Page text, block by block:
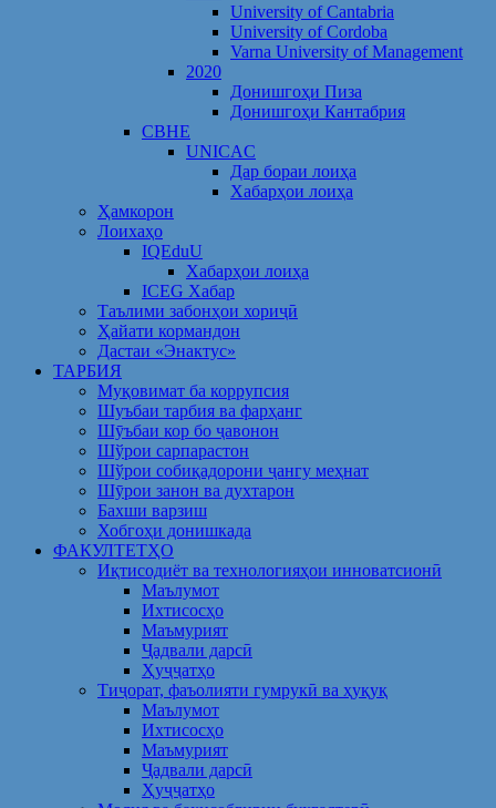
University of Cantabria
University of Cordoba
Varna University of Management
2020
Донишгоҳи Пиза
Донишгоҳи Кантабрия
CBHE
UNICAC
Дар бораи лоиҳа
Хабарҳои лоиҳа
Ҳамкорон
Лоихаҳо
IQEduU
Хабарҳои лоиҳа
ICEG Хабар
Таълими забонҳои хориҷӣ
Ҳайати кормандон
Дастаи «Энактус»
ТАРБИЯ
Муқовимат ба коррупсия
Шуъбаи тарбия ва фарҳанг
Шӯъбаи кор бо ҷавонон
Шўрои сарпарастон
Шўрои собиқадорони ҷангу меҳнат
Шӯрои занон ва духтарон
Бахши варзиш
Хобгоҳи донишкада
ФАКУЛТЕТҲО
Иқтисодиёт ва технологияҳои инноватсионӣ
Маълумот
Ихтисосҳо
Маъмурият
Ҷадвали дарсӣ
Ҳуҷҷатҳо
Тиҷорат, фаъолияти гумрукӣ ва ҳуқуқ
Маълумот
Ихтисосҳо
Маъмурият
Ҷадвали дарсӣ
Ҳуҷҷатҳо